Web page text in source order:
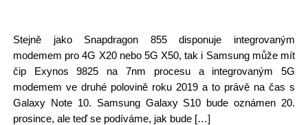
Stejně jako Snapdragon 855 disponuje integrovaným
modemem pro 4G X20 nebo 5G X50, tak i Samsung může mít
čip Exynos 9825 na 7nm procesu a integrovaným 5G
modemem ve druhé polovině roku 2019 a to právě na čas s
Galaxy Note 10. Samsung Galaxy S10 bude oznámen 20.
prosince, ale teď se podíváme, jak bude […]